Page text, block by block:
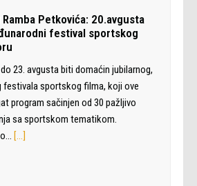
Petkovića: 20.avgusta
festival sportskog
23. avgusta biti domaćin jubilarnog,
festivala sportskog filma, koji ove
program sačinjen od 30 pažljivo
sa sportskom tematikom.
[…]